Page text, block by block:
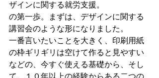
ザインに関する就労支援。
の第一歩。まずは、デザインに関する
講習会のような形になりました。
一番言いたいことを大きく、印刷用紙
の枠ギリギリは空けて作ると見やすい
などの、今すぐ使える基礎から、そし